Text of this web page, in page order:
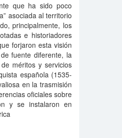
que ha sido poco
asociada al territorio
principalmente, los
e historiadores
forjaron esta visión
fuente diferente, la
méritos y servicios
española (1535-
en la trasmisión
oficiales sobre
y se instalaron en